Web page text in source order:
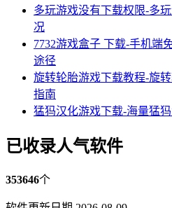
多玩游戏没有下载权限-多
况
7732游戏盒子 下载-手机端
途径
旋转轮胎游戏下载教程-旋
指南
猛犸汉化游戏下载-海量猛
已收录人气软件
353646个